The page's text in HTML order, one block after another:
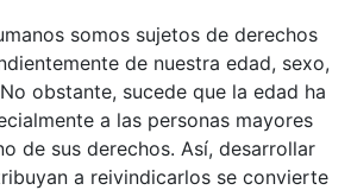
somos sujetos de derechos
de nuestra edad, sexo,
obstante, sucede que la edad ha
a las personas mayores
de sus derechos. Así, desarrollar
a reivindicarlos se convierte